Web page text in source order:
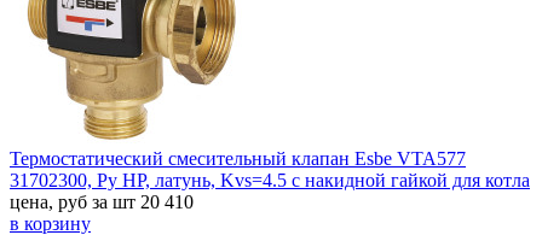
Термостатический смесительный клапан Esbe VTA577
31702300, Ру HP, латунь, Kvs=4.5 с накидной гайкой для котла
цена, руб за шт 20 410
в корзину